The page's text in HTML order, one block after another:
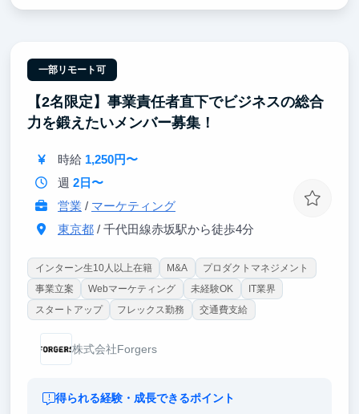
一部リモート可
【2名限定】事業責任者直下でビジネスの総合
力を鍛えたいメンバー募集！
時給 1,250円〜
週 2日〜
営業 / マーケティング
東京都/ 千代田線赤坂駅から徒歩4分
インターン生10人以上在籍 M&A
プロダクトマネジメント
事業立案
Webマーケティング 未経験OK
IT業界
スタートアップ
フレックス勤務 交通費支給
株式会社Forgers
得られる経験・成長できるポイント